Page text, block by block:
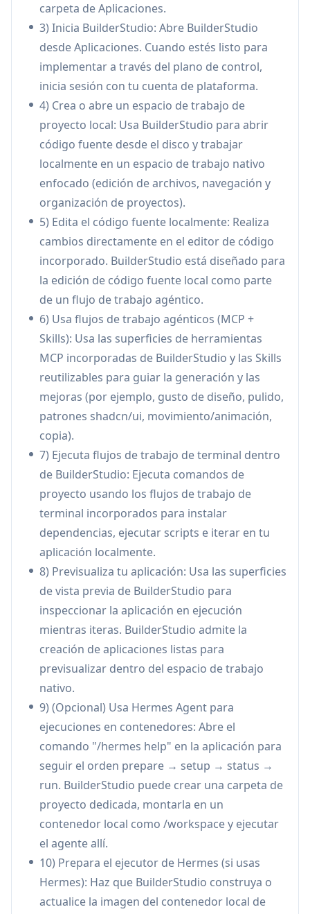
idea al producto funcional con edición de
código fuente local, navegación y un ciclo de
desarrollo estilo VS Code optimizado para la
construcción asistida por IA.
MCP integrado + Habilidades reutilizables:
Superficies de herramientas compatibles con
MCP más Habilidades curadas y reutilizables
(por ejemplo, gusto de diseño,
accesibilidad/pulido, patrones shadcn/ui,
movimiento/animación) para estandarizar y
acelerar las salidas del agente sin reescribir
constantemente las recetas de los prompts.
Edición local, vista previa y flujos de trabajo
de terminal: Abra proyectos desde el disco,
ejecute comandos, inspeccione vistas previas e
itere rápidamente en un solo lugar, lo que
soporta el desarrollo local práctico en lugar de
la generación puramente basada en la nube.
Integración con Hermes Agent (ejecuciones
en contenedores):Puede entregar solicitudes
a Hermes Agent, generar una carpeta de
proyecto dedicada, montarla en un
contenedor local en /workspace y iniciar
automáticamente una vista previa de la
aplicación cuando finalice la generación.
Modelo de ejecución segura para código
generado:Diseñado para reducir el riesgo al
ejecutar código y paquetes nuevos:
aislamiento de vista previa basado en Docker,
cuarentena del espacio de trabajo a carpetas
aprobadas y verificaciones opcionales de
Aikido SafeChain para detectar
comportamientos sospechosos en la
instalación de dependencias.
Empaquetado de código fuente + entrega de
implementación al plano de control:
Empaqueta un paquete de código fuente
limpio y "sanitizado" para su implementación a
través de un plano de control separado que
maneja la implementación/operaciones
(autenticación, integraciones, gestión de
aplicaciones), manteniendo la iteración local y
las operaciones en la nube desacopladas.
Casos de Uso de BuilderStudio
MVPs de startups y prototipado rápido:
Desarrolladores individuales y equipos
carpeta de Aplicaciones.
3) Inicia BuilderStudio: Abre BuilderStudio
desde Aplicaciones. Cuando estés listo para
implementar a través del plano de control,
inicia sesión con tu cuenta de plataforma.
4) Crea o abre un espacio de trabajo de
proyecto local: Usa BuilderStudio para abrir
código fuente desde el disco y trabajar
localmente en un espacio de trabajo nativo
enfocado (edición de archivos, navegación y
organización de proyectos).
5) Edita el código fuente localmente: Realiza
cambios directamente en el editor de código
incorporado. BuilderStudio está diseñado para
la edición de código fuente local como parte
de un flujo de trabajo agéntico.
6) Usa flujos de trabajo agénticos (MCP +
Skills): Usa las superficies de herramientas
MCP incorporadas de BuilderStudio y las Skills
reutilizables para guiar la generación y las
mejoras (por ejemplo, gusto de diseño, pulido,
patrones shadcn/ui, movimiento/animación,
copia).
7) Ejecuta flujos de trabajo de terminal dentro
de BuilderStudio: Ejecuta comandos de
proyecto usando los flujos de trabajo de
terminal incorporados para instalar
dependencias, ejecutar scripts e iterar en tu
aplicación localmente.
8) Previsualiza tu aplicación: Usa las superficies
de vista previa de BuilderStudio para
inspeccionar la aplicación en ejecución
mientras iteras. BuilderStudio admite la
creación de aplicaciones listas para
previsualizar dentro del espacio de trabajo
nativo.
9) (Opcional) Usa Hermes Agent para
ejecuciones en contenedores: Abre el
comando "/hermes help" en la aplicación para
seguir el orden prepare → setup → status →
run. BuilderStudio puede crear una carpeta de
proyecto dedicada, montarla en un
contenedor local como /workspace y ejecutar
el agente allí.
10) Prepara el ejecutor de Hermes (si usas
Hermes): Haz que BuilderStudio construya o
actualice la imagen del contenedor local de